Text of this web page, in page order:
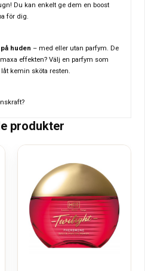
Du kan enkelt ge dem en boost
för dig.
huden – med eller utan parfym. De
effekten? Välj en parfym som
kemin sköta resten.
produkter